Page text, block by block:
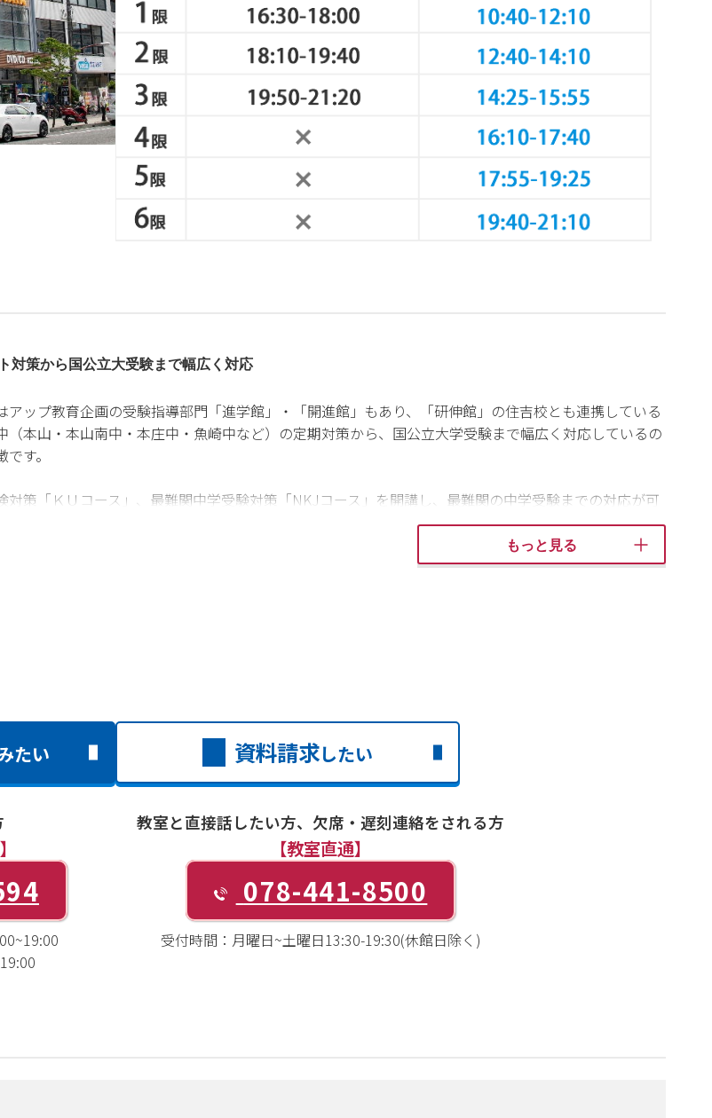
対策から国公立大受験まで幅広く対応
アップ教育企画の受験指導部門「進学館」・「開進館」もあり、「研伸館」の住吉校とも連携している
（本山・本山南中・本庄中・魚崎中など）の定期対策から、国公立大学受験まで幅広く対応しているの
す。
対策「ＫＵコース」、最難関中学受験対策「NKJコース」を開講し、最難関の中学受験までの対応が可
の併用生の方も多く在籍しています。 また岡本校では英語教室「Lepton（レプトン）」も開講し、英
にも力をいれていますので、受験指導以外の学習方法についてもお気軽にご相談ください。
もっと見る
たい 資料請求したい
教室と直接話したい方、欠席・遅刻連絡をされる方
【教室直通】
078-441-8500
受付時間： 月曜日~土曜日13:30-19:30(休館日除く)